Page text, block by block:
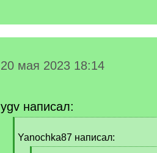
20 мая 2023 18:14
ygv написал:
q
Yanochka87 написал: